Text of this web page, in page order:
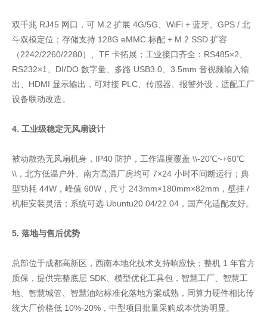
双千兆 RJ45 网口，可 M.2 扩展 4G/5G、WiFi + 蓝牙、GPS / 北
斗双模定位；存储支持 128G eMMC 标配 + M.2 SSD 扩容
（2242/2260/2280）、TF 卡拓展；工业接口齐全：RS485×2、
RS232×1、DI/DO 数字量、多路 USB3.0、3.5mm 音视频输入输
出、HDMI 显示输出，可对接 PLC、传感器、报警外设，适配工厂
设备联动改造。
4. 工业级稳定无风扇设计
被动散热无风扇机身，IP40 防护，工作温度覆盖 \\-20℃~+60℃
\\，北方低温户外、南方高温厂房均可 7×24 小时不间断运行；典
型功耗 44W，峰值 60W，尺寸 243mm×180mm×82mm，壁挂 /
机柜安装灵活；系统可选 Ubuntu20.04/22.04，国产化适配友好。
5. 落地与售后优势
总部位于成都高新区，西南本地化技术支持响应快；整机 1 年官方
质保，提供完整底层 SDK、模型优化工具包，智慧工厂、智慧工
地、智慧城管、智慧油站标准化落地方案成熟，同算力硬件相比传
统大厂价格低 10%-20%，中型项目批量采购成本优势明显。